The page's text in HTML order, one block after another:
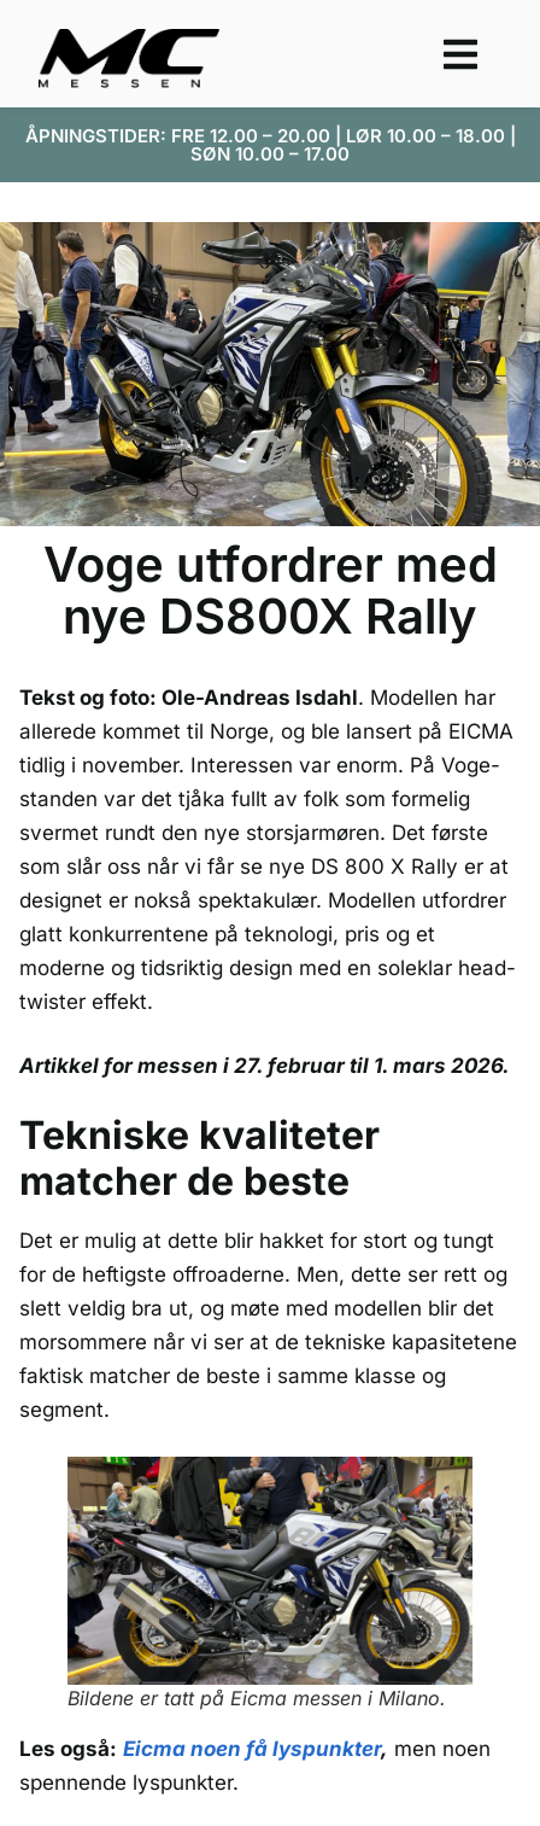
ÅPNINGSTIDER: FRE 12.00 – 20.00 | LØR 10.00 – 18.00 |
SØN 10.00 – 17.00
Voge utfordrer med
nye DS800X Rally
Tekst og foto: Ole-Andreas Isdahl. Modellen har
allerede kommet til Norge, og ble lansert på EICMA
tidlig i november. Interessen var enorm. På Voge-
standen var det tjåka fullt av folk som formelig
svermet rundt den nye storsjarmøren. Det første
som slår oss når vi får se nye DS 800 X Rally er at
designet er nokså spektakulær. Modellen utfordrer
glatt konkurrentene på teknologi, pris og et
moderne og tidsriktig design med en soleklar head-
twister effekt.
Artikkel for messen i 27. februar til 1. mars 2026.
Tekniske kvaliteter
matcher de beste
Det er mulig at dette blir hakket for stort og tungt
for de heftigste offroaderne. Men, dette ser rett og
slett veldig bra ut, og møte med modellen blir det
morsommere når vi ser at de tekniske kapasitetene
faktisk matcher de beste i samme klasse og
segment.
Bildene er tatt på Eicma messen i Milano.
Les også: Eicma noen få lyspunkter, men noen
spennende lyspunkter.